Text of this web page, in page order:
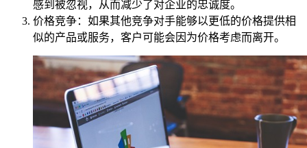
感到被忽视，从而减少了对企业的忠诚度。
价格竞争：如果其他竞争对手能够以更低的价格提供相
似的产品或服务，客户可能会因为价格考虑而离开。